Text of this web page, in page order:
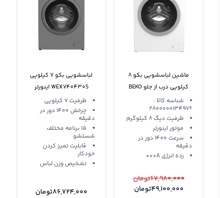
ماشین لباسشویی بکو 8
کیلویی درب از جلو BEKO
8734 XS0
شناسه کالا :
2800000134976
ظرفیت دیگ 8 کیلوگرم
موتور اینورتر
سرعت 1400 دور در
دقیقه
رده انرژی A+++
49,100,000تومان
67,980,000تومان
لباسشویی بکو 7 کیلویی
WEX740430S اینورتر
ظرفیت 7 کیلویی
چرخش 1400 دور در
دقیقه
15 برنامه مختلف
شستشو
قابلیت تمیز کردن
خودکار
تشخیص وزن لباس
86,724,000تومان